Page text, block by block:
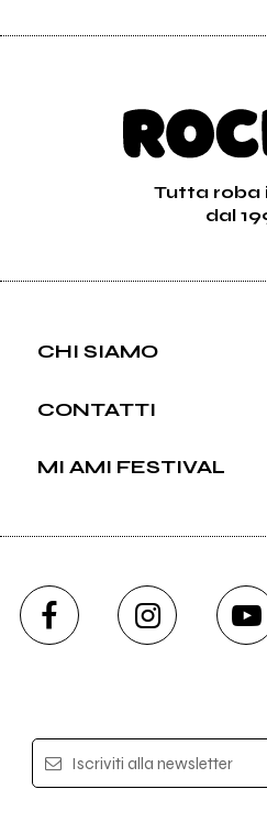
Tutta roba
dal
CHI SIAMO
CONTATTI
MI AMI FESTIVAL
Iscriviti alla newsletter